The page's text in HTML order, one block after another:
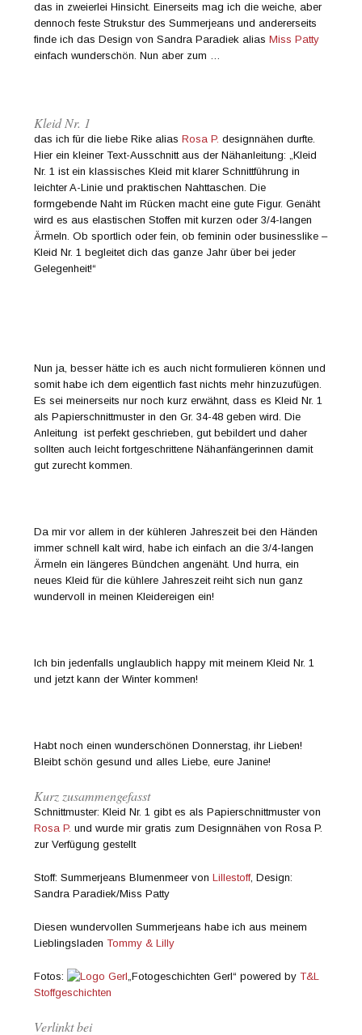
das in zweierlei Hinsicht. Einerseits mag ich die weiche, aber
dennoch feste Strukstur des Summerjeans und andererseits
finde ich das Design von Sandra Paradiek aliasMiss Patty
einfach wunderschön. Nun aber zum …
Kleid Nr. 1
das ich für die liebe Rike aliasRosa P. designnähen durfte.
Hier ein kleiner Text-Ausschnitt aus der Nähanleitung: „Kleid
Nr. 1 ist ein klassisches Kleid mit klarer Schnittführung in
leichter A-Linie und praktischen Nahttaschen. Die
formgebende Naht im Rücken macht eine gute Figur. Genäht
wird es aus elastischen Stoffen mit kurzen oder 3/4-langen
Ärmeln. Ob sportlich oder fein, ob feminin oder businesslike –
Kleid Nr. 1 begleitet dich das ganze Jahr über bei jeder
Gelegenheit!“
Nun ja, besser hätte ich es auch nicht formulieren können und
somit habe ich dem eigentlich fast nichts mehr hinzuzufügen.
Es sei meinerseits nur noch kurz erwähnt, dass es Kleid Nr. 1
als Papierschnittmuster in den Gr. 34-48 geben wird. Die
Anleitung ist perfekt geschrieben, gut bebildert und daher
sollten auch leicht fortgeschrittene Nähanfängerinnen damit
gut zurecht kommen.
Da mir vor allem in der kühleren Jahreszeit bei den Händen
immer schnell kalt wird, habe ich einfach an die 3/4-langen
Ärmeln ein längeres Bündchen angenäht. Und hurra, ein
neues Kleid für die kühlere Jahreszeit reiht sich nun ganz
wundervoll in meinen Kleidereigen ein!
Ich bin jedenfalls unglaublich happy mit meinem Kleid Nr. 1
und jetzt kann der Winter kommen!
Habt noch einen wunderschönen Donnerstag, ihr Lieben!
Bleibt schön gesund und alles Liebe, eure Janine!
Kurz zusammengefasst
Schnittmuster: Kleid Nr. 1 gibt es als Papierschnittmuster von
Rosa P. und wurde mir gratis zum Designnähen von Rosa P.
zur Verfügung gestellt
Stoff: Summerjeans Blumenmeer vonLillestoff, Design:
Sandra Paradiek/Miss Patty
Diesen wundervollen Summerjeans habe ich aus meinem
LieblingsladenTommy & Lilly
Fotos: „Fotogeschichten Gerl“ powered byT&L
Stoffgeschichten
Verlinkt bei